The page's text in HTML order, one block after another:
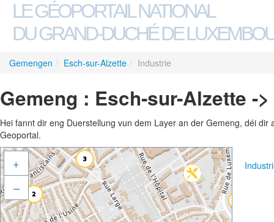
LE GÉOPORTAIL NATIONAL
DU GRAND-DUCHÉ DE
Gemengen / Esch-sur-Alzette / Industrie
Gemeng : Esch-sur-Alzette -
Hei fannt dir eng Duerstellung vun dem Layer an der Gemeng, déi
Geoportal.
+
–